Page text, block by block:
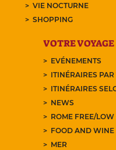
VIE NOCTURNE
SHOPPING
VOTRE VOYAGE
EVÉNEMENTS
ITINÉRAIRES PAR
ITINÉRAIRES
NEWS
ROME FREE/LOW
FOOD AND WINE
MER